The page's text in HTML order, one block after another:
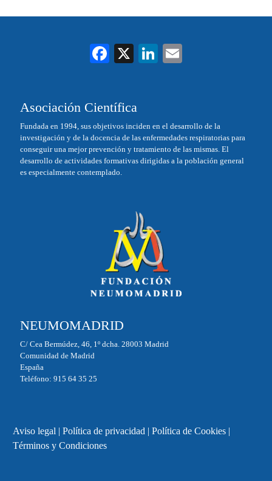
Fa
ok
X
Li
Asociación Científica
Fundada en 1994, sus objetivos inciden en el desarrollo de la
investigación y de la docencia de las enfermedades respiratorias para
conseguir una mejor prevención y tratamiento de las mismas. El
desarrollo de actividades formativas dirigidas a la población general
es especialmente contemplado.
NEUMOMADRID
C/ Cea Bermúdez, 46, 1º dcha. 28003 Madrid
Comunidad de Madrid
España
Teléfono: 915 64 35 25
Aviso legal| Política de privacidad| Política de Cookies|
Términos y Condiciones